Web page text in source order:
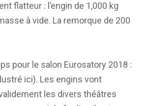
flatteur : l’engin de 1,000 kg
à vide. La remorque de 200
pour le salon Eurosatory 2018 :
ici). Les engins vont
les divers théâtres